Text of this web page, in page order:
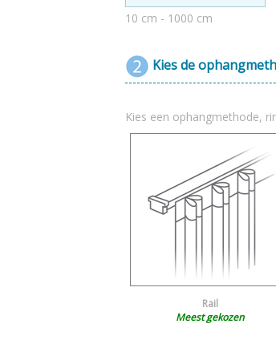
10 cm - 1000 cm
Kies de
Kies een ophangmethode,
Rail
Meest gekozen